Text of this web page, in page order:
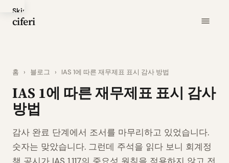
Skip
to
ciferi
홈 › 블로그 › IAS 1에 따른 재무제표 표시 감사 방법
IAS 1에 따른 재무제표 표시 감사
방법
감사 완료 단계에서 조서를 마무리하고 있었습니다.
숫자는 맞았습니다. 그런데 주석을 읽다 보니 회계정